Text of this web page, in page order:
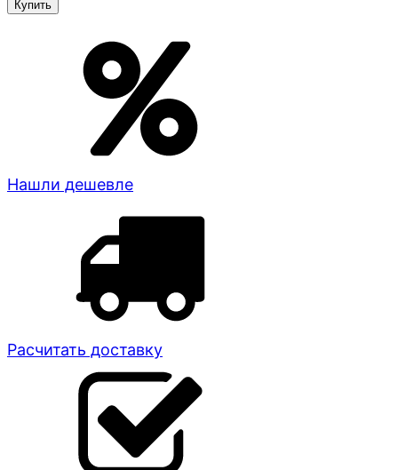
Нашли дешевле
Расчитать доставку